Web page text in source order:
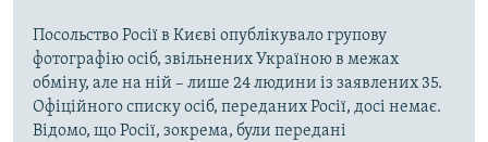
Посольство Росії в Києві опублікувало групову
фотографію осіб, звільнених Україною в межах
обміну, але на ній – лише 24 людини із заявлених 35.
Офіційного списку осіб, переданих Росії, досі немає.
Відомо, що Росії, зокрема, були передані